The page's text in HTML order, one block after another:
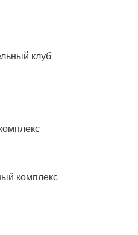
клуб
комплекс